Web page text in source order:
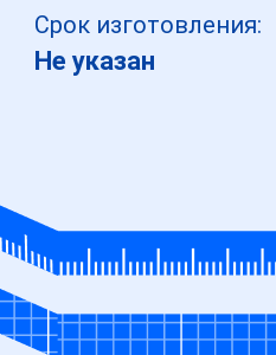
Срок изготовления:
Не указан